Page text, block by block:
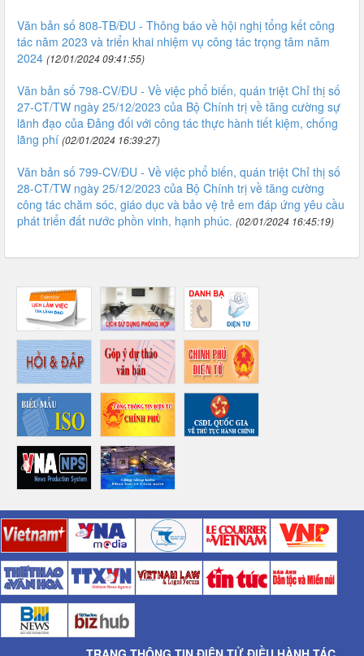
Văn bản số 808-TB/ĐU - Thông báo về hội nghị tổng kết công
tác năm 2023 và triển khai nhiệm vụ công tác trọng tâm năm
2024 (12/01/2024 09:41:55)
Văn bản số 798-CV/ĐU - Về việc phổ biến, quán triệt Chỉ thị số
27-CT/TW ngày 25/12/2023 của Bộ Chính trị về tăng cường sự
lãnh đạo của Đảng đối với công tác thực hành tiết kiệm, chống
lãng phí (02/01/2024 16:39:27)
Văn bản số 799-CV/ĐU - Về việc phổ biến, quán triệt Chỉ thị số
28-CT/TW ngày 25/12/2023 của Bộ Chính trị về tăng cường
công tác chăm sóc, giáo dục và bảo vệ trẻ em đáp ứng yêu cầu
phát triển đất nước phồn vinh, hạnh phúc. (02/01/2024 16:45:19)